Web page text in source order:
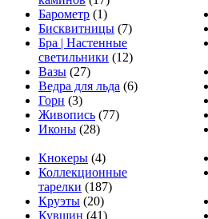
Барометр (1)
Бисквитницы (7)
Бра | Настенные
светильники (12)
Вазы (27)
Ведра для льда (6)
Горн (3)
Живопись (77)
Иконы (28)
Кнокеры (4)
Коллекционные
тарелки (187)
Круэты (20)
Кувшин (41)